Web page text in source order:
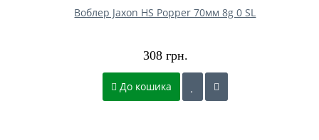
Воблер Jaxon HS Popper 70мм 8g 0 SL
308 грн.
До кошика